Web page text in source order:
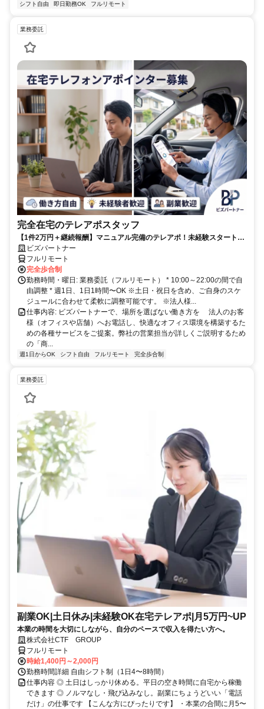
シフト自由 即日勤務OK フルリモート
業務委託
完全在宅のテレアポスタッフ
【1件2万円＋継続報酬】マニュアル完備のテレアポ！未経験スタートの
副業スタッフ活躍中／丁寧なフォロー体制あり
ビズパートナー
フルリモート
完全歩合制
勤務時間・曜日: 業務委託（フルリモート） * 10:00～22:00の間で自
由調整 * 週1日、1日1時間〜OK ※土日・祝日を含め、ご自身のスケ
ジュールに合わせて柔軟に調整可能です。 ※法人様...
仕事内容: ビズパートナーで、場所を選ばない働き方を 法人のお客
様（オフィスや店舗）へお電話し、快適なオフィス環境を構築するた
めの各種サービスをご提案。弊社の営業担当が詳しくご説明するため
の「商...
週1日からOK シフト自由 フルリモート 完全歩合制
業務委託
副業OK|土日休み|未経験OK在宅テレアポ|月5万円~UP
本業の時間を大切にしながら、自分のペースで収入を得たい方へ。
株式会社CTF GROUP
フルリモート
時給1,400円～2,000円
勤務時間詳細 自由シフト制（1日4〜8時間）
仕事内容 ◎ 土日はしっかり休める。平日の空き時間に自宅から稼働
できます ◎ ノルマなし・飛び込みなし。副業にちょうどいい「電話
だけ」の仕事です 【こんな方にぴったりです】 ・本業の合間に月5〜